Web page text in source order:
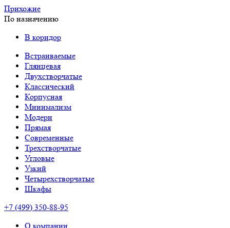
Прихожие
По назначению
В коридор
Встраиваемые
Глянцевая
Двухстворчатые
Классический
Корпусная
Минимализм
Модерн
Прямая
Современные
Трехстворчатые
Угловые
Узкий
Четырехстворчатые
Шкафы
+7 (499) 350-88-95
О компании